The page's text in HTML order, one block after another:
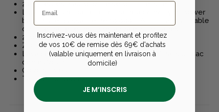
2 à 5 heures d'autonomie selon l'intensité.
Livré avec une batterie rechargeable de type power
bank d'une puissance de 10.000 mAh incluse utilisable
comme batterie pour vos appareils nomades.
2 poches extérieures zippées.
Zip central double curseurs.
Lavable en machine en cycle délicat 30° dans un sac
dédié (fourni).
Coloris : bleu.
Tailles : du S au 2XL.
Inscrivez-vous dès maintenant et profitez
de vos 10€ de remise dès 69€ d'achats
(valable uniquement en livraison à
domicile)
JE M’INSCRIS